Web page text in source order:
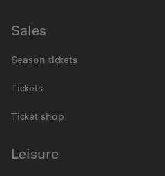
Sales
Season tickets
Tickets
Ticket shop
Leisure